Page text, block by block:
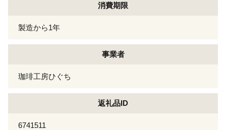
消費期限
製造から1年
事業者
珈琲工房ひぐち
返礼品ID
6741511